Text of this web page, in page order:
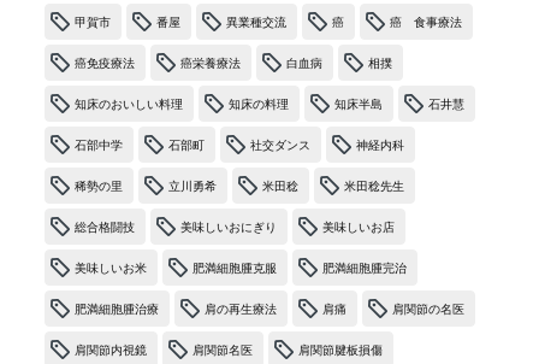
甲賀市 番屋 異業種交流 癌 癌 食事療法
癌免疫療法 癌栄養療法 白血病 相撲
知床のおいしい料理 知床の料理 知床半島 石井慧
石部中学 石部町 社交ダンス 神経内科
稀勢の里 立川勇希 米田稔 米田稔先生
総合格闘技 美味しいおにぎり 美味しいお店
美味しいお米 肥満細胞腫克服 肥満細胞腫完治
肥満細胞腫治療 肩の再生療法 肩痛 肩関節の名医
肩関節内視鏡 肩関節名医 肩関節腱板損傷